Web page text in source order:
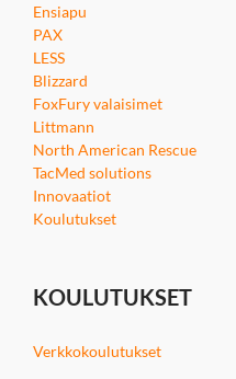
Ensiapu
PAX
LESS
Blizzard
FoxFury valaisimet
Littmann
North American Rescue
TacMed solutions
Innovaatiot
Koulutukset
KOULUTUKSET
Verkkokoulutukset